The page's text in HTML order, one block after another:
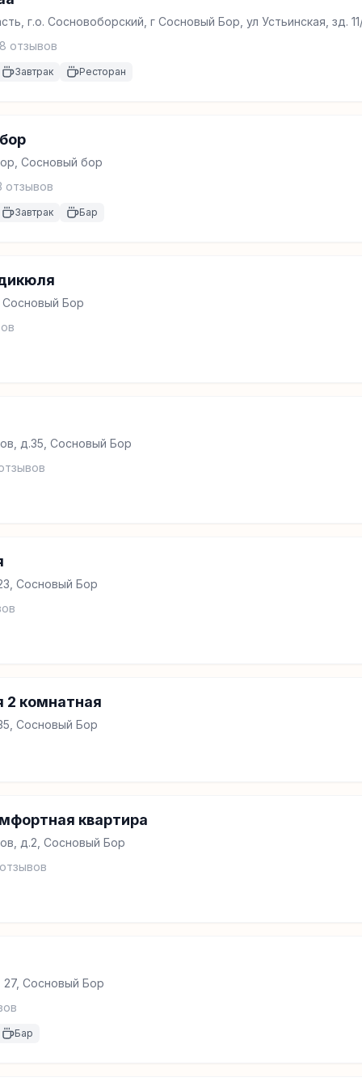
г.о. Сосновоборский, г Сосновый Бор, ул Устьинская, зд.
отзывов
Завтрак Ресторан
Сосновый бор
отзывов
Завтрак Бар
Бор
д.35, Сосновый Бор
Сосновый Бор
2 комнатная
Сосновый Бор
квартира
д.2, Сосновый Бор
Сосновый Бор
Бар